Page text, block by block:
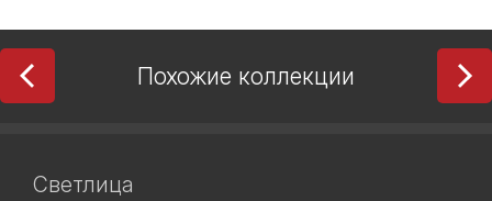
Похожие коллекции
Светлица